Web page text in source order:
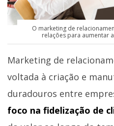
O marketing de
relações para aumentar
Marketing de
voltada à criação e
duradouros entre
foco na fidelização de